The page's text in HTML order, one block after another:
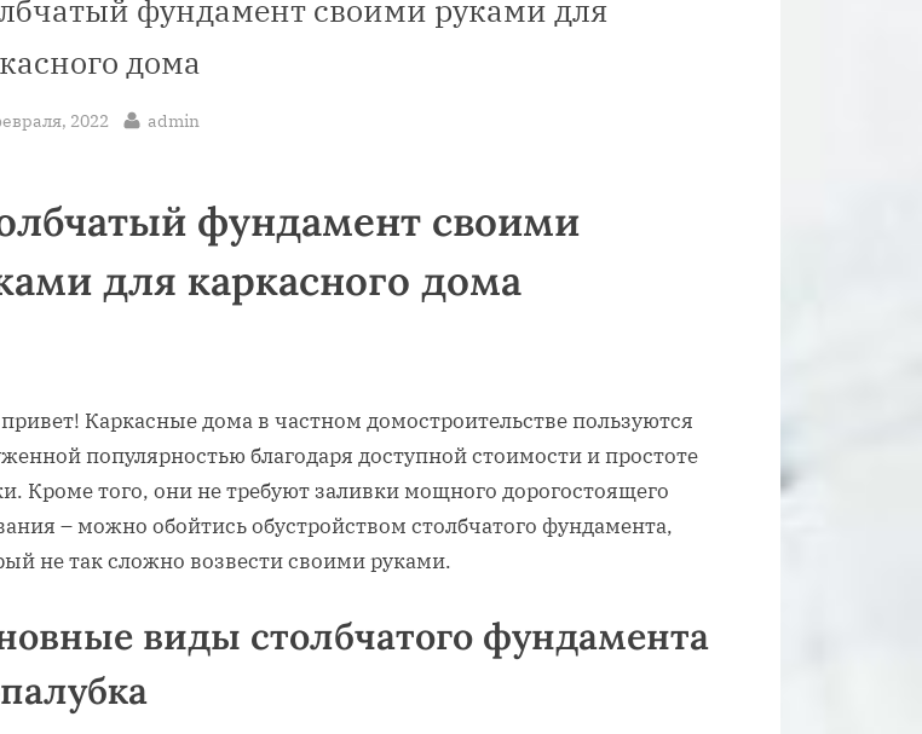
фундамент своими руками для
дома
2022 By
admin
фундамент своими
для каркасного дома
Каркасные дома в частном домостроительстве пользуются
популярностью благодаря доступной стоимости и простоте
Кроме того, они не требуют заливки мощного дорогостоящего
– можно обойтись обустройством столбчатого фундамента,
не так сложно возвести своими руками.
виды столбчатого фундамента